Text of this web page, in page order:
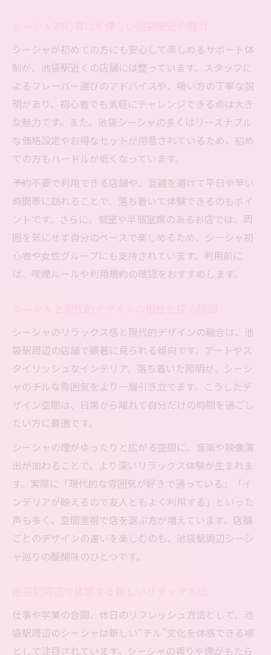
シーシャを満喫できる池袋駅の個室活用法
プライベート重視のシーシャ体験を叶える
池袋駅周辺で快適なシーシャ時間を過ごす
カップルで過ごす池袋駅の最新チル空間
カップルにおすすめの池袋シーシャ体験
二人の時間を彩るモダンなシーシャ空間
シーシャと共にチルタイムを満喫する方法
池袋駅で楽しむカップル向けリラックス空
間
シーシャで叶える池袋駅周辺の贅沢なひととき
池袋駅のシーシャで極上のリラックス体験
ゆったり過ごせる池袋駅の現代的シーシャ
シーシャで楽しむ池袋駅の特別なひととき
シーシャが初めての方にも安心して楽しめるサポート体
制が、池袋駅近くの店舗には整っています。スタッフに
よるフレーバー選びのアドバイスや、吸い方の丁寧な説
明があり、初心者でも気軽にチャレンジできる点は大き
な魅力です。また、池袋シーシャの多くはリーズナブル
な価格設定やお得なセットが用意されているため、初め
ての方もハードルが低くなっています。
予約不要で利用できる店舗や、混雑を避けて平日や早い
時間帯に訪れることで、落ち着いて体験できるのもポイ
ントです。さらに、個室や半個室席のあるお店では、周
囲を気にせず自分のペースで楽しめるため、シーシャ初
心者や女性グループにも支持されています。利用前に
は、喫煙ルールや利用規約の確認をおすすめします。
シーシャのリラックス感と現代的デザインの融合は、池
袋駅周辺の店舗で顕著に見られる傾向です。アートやス
タイリッシュなインテリア、落ち着いた照明が、シーシ
ャのチルな雰囲気をより一層引き立てます。こうしたデ
ザイン空間は、日常から離れて自分だけの時間を過ごし
たい方に最適です。
シーシャの煙がゆったりと広がる空間に、音楽や映像演
出が加わることで、より深いリラックス体験が生まれま
す。実際に「現代的な雰囲気が好きで通っている」「イ
ンテリアが映えるので友人ともよく利用する」といった
声も多く、空間重視で店を選ぶ方が増えています。店舗
ごとのデザインの違いを楽しむのも、池袋駅周辺シーシ
ャ巡りの醍醐味のひとつです。
仕事や学業の合間、休日のリフレッシュ方法として、池
袋駅周辺のシーシャは新しい“チル”文化を体感できる場
として注目されています。シーシャの香りや煙がもたら